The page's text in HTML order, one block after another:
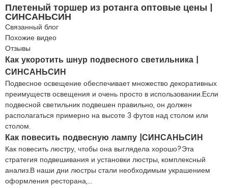
Плетеный торшер из ротанга оптовые цены |
СИНСАНЬСИН
Связанный блог
Похожие видео
Отзывы
Как укоротить шнур подвесного светильника |
СИНСАНЬСИН
Подвесное освещение обеспечивает множество декоративных
преимуществ освещения и очень просто в использовании.Если
подвесной светильник подвешен правильно, он должен
располагаться примерно на высоте 3 футов над столом или
столом.
Как повесить подвесную лампу |СИНСАНЬСИН
Как повесить люстру, чтобы она выглядела хорошо?Эта
стратегия подвешивания и установки люстры, комплексный
анализ.В наши дни люстры стали необходимым украшением
оформления ресторана,...